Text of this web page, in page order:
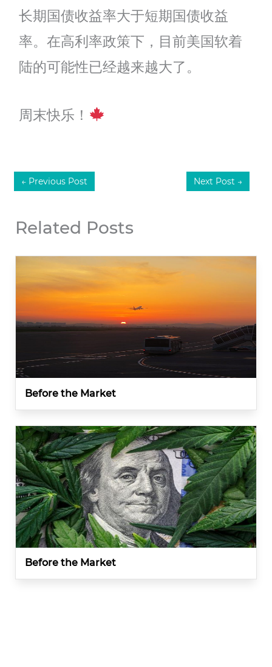
长期国债收益率大于短期国债收益
率。在高利率政策下，目前美国软着
陆的可能性已经越来越大了。
周末快乐！
← Previous Post Next Post →
Related Posts
Before the Market
Before the Market